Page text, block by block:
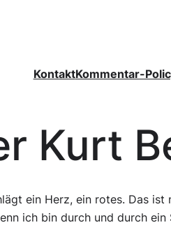
KontaktKommentar-
Kurt
ein Herz, ein rotes. Das
ich bin durch und durch